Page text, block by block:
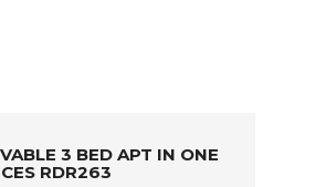
3 BED APT IN ONE
RDR263